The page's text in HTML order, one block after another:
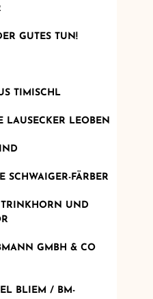
GUTES TUN!
TIMISCHL
LAUSECKER LEOBEN
SCHWAIGER-FÄRBER
UND
GMBH & CO
BLIEM / BM-